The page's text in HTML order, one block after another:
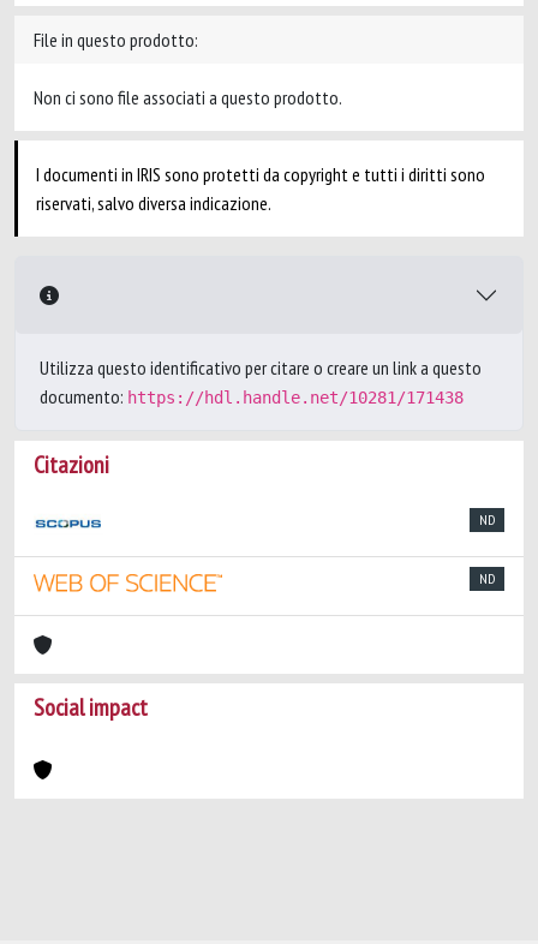
File in questo prodotto:
Non ci sono file associati a questo prodotto.
I documenti in IRIS sono protetti da copyright e tutti i diritti sono
riservati, salvo diversa indicazione.
Utilizza questo identificativo per citare o creare un link a questo
documento: https://hdl.handle.net/10281/171438
Citazioni
ND
ND
Social impact